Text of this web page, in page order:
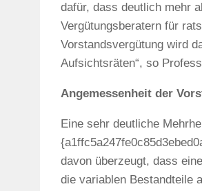
dafür, dass deutlich mehr
Vergütungsberatern für
Vorstandsvergütung wird
Aufsichtsräten“, so
Angemessenheit der
Eine sehr deutliche
davon überzeugt, dass
die variablen Bestandteile